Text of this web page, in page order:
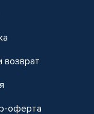
оферта